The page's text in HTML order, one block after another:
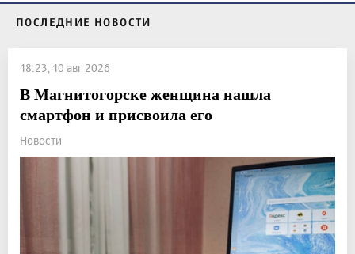
ПОСЛЕДНИЕ НОВОСТИ
18:23, 10 авг 2026
В Магнитогорске женщина нашла
смартфон и присвоила его
Новости